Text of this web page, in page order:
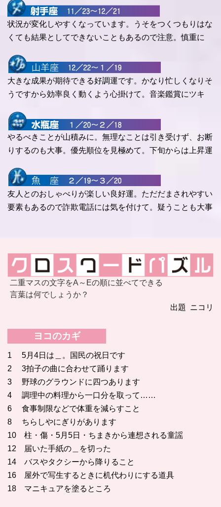
状況が変化しやすくなっています。うそをつくつもりはな
くても結果としてできないこともあるので注意。慎重に
大きな成果が期待できる好調運です。かなり忙しくなりそ
うですから効率良く動くよう心掛けて。音楽鑑賞にツキ
やるべきことが山積みに。無理なことは引き受けず、お断
りするのも大事。優先順位を見極めて。下旬からは上昇運
友人とのおしゃべりが楽しい良好運。ただだまされやすい
要素もあるので詐欺電話には気を付けて。疑うことも大事
二重マスの文字をA～Eの順に並べてできる
言葉は何でしょうか？
出題 ニコリ
ヨコのカギ
1 5月4日は＿。国民の祝日です
2 3拍子の曲に合わせて踊ります
3 野球のグラウンドに四つあります
4 調理中の料理から一口分を取って……
6 食事制限などで体重を減らすこと
8 ちらしやにぎりがあります
10 柱・傷・5月5日・ちまきから連想される童謡
12 届いた手紙の＿を切った
14 バスやタクシーから降りること
16 屋外で写生するときに机代わりにする道具
18 マニキュアを塗るところ